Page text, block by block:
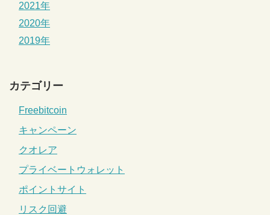
2021年
2020年
2019年
カテゴリー
Freebitcoin
キャンペーン
クオレア
プライベートウォレット
ポイントサイト
リスク回避